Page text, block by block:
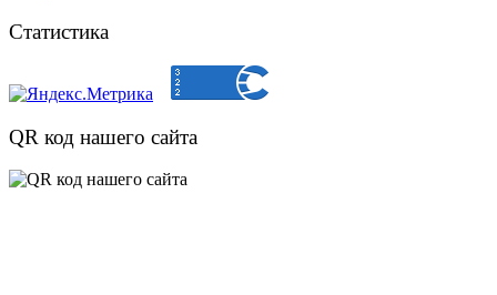
Статистика
QR код нашего сайта